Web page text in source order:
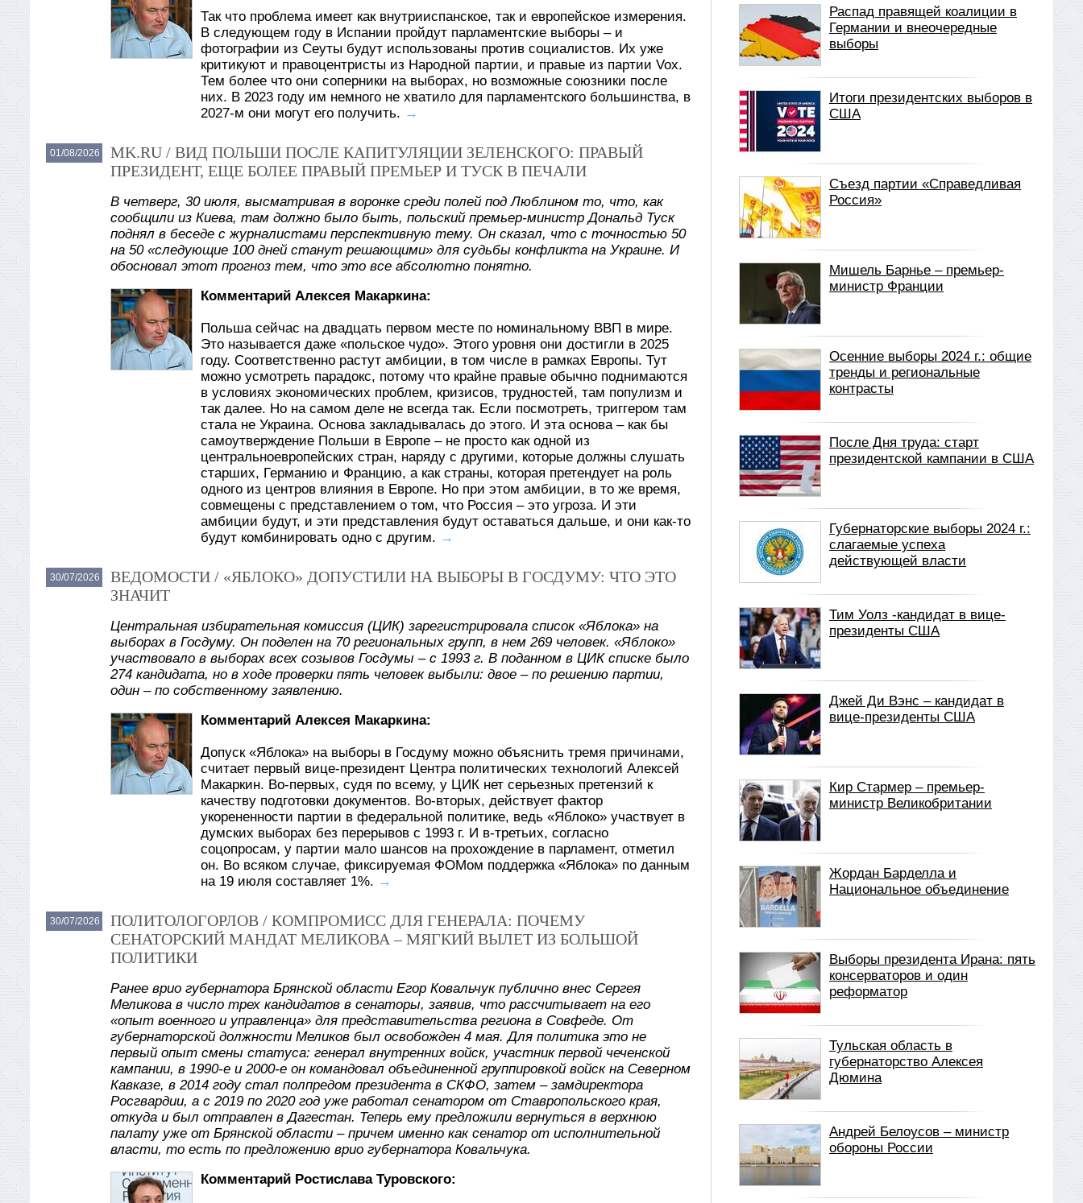
Так что проблема имеет как внутрииспанское, так и европейское измерения.
В следующем году в Испании пройдут парламентские выборы – и
фотографии из Сеуты будут использованы против социалистов. Их уже
критикуют и правоцентристы из Народной партии, и правые из партии Vox.
Тем более что они соперники на выборах, но возможные союзники после
них. В 2023 году им немного не хватило для парламентского большинства, в
2027-м они могут его получить. →
01/08/2026
MK.RU / ВИД ПОЛЬШИ ПОСЛЕ КАПИТУЛЯЦИИ ЗЕЛЕНСКОГО: ПРАВЫЙ
ПРЕЗИДЕНТ, ЕЩЕ БОЛЕЕ ПРАВЫЙ ПРЕМЬЕР И ТУСК В ПЕЧАЛИ
В четверг, 30 июля, высматривая в воронке среди полей под Люблином то, что, как
сообщили из Киева, там должно было быть, польский премьер-министр Дональд Туск
поднял в беседе с журналистами перспективную тему. Он сказал, что с точностью 50
на 50 «следующие 100 дней станут решающими» для судьбы конфликта на Украине. И
обосновал этот прогноз тем, что это все абсолютно понятно.
Комментарий Алексея Макаркина:
Польша сейчас на двадцать первом месте по номинальному ВВП в мире.
Это называется даже «польское чудо». Этого уровня они достигли в 2025
году. Соответственно растут амбиции, в том числе в рамках Европы. Тут
можно усмотреть парадокс, потому что крайне правые обычно поднимаются
в условиях экономических проблем, кризисов, трудностей, там популизм и
так далее. Но на самом деле не всегда так. Если посмотреть, триггером там
стала не Украина. Основа закладывалась до этого. И эта основа – как бы
самоутверждение Польши в Европе – не просто как одной из
центральноевропейских стран, наряду с другими, которые должны слушать
старших, Германию и Францию, а как страны, которая претендует на роль
одного из центров влияния в Европе. Но при этом амбиции, в то же время,
совмещены с представлением о том, что Россия – это угроза. И эти
амбиции будут, и эти представления будут оставаться дальше, и они как-то
будут комбинировать одно с другим. →
30/07/2026
ВЕДОМОСТИ / «ЯБЛОКО» ДОПУСТИЛИ НА ВЫБОРЫ В ГОСДУМУ: ЧТО ЭТО
ЗНАЧИТ
Центральная избирательная комиссия (ЦИК) зарегистрировала список «Яблока» на
выборах в Госдуму. Он поделен на 70 региональных групп, в нем 269 человек. «Яблоко»
участвовало в выборах всех созывов Госдумы – с 1993 г. В поданном в ЦИК списке было
274 кандидата, но в ходе проверки пять человек выбыли: двое – по решению партии,
один – по собственному заявлению.
Комментарий Алексея Макаркина:
Допуск «Яблока» на выборы в Госдуму можно объяснить тремя причинами,
считает первый вице-президент Центра политических технологий Алексей
Макаркин. Во-первых, судя по всему, у ЦИК нет серьезных претензий к
качеству подготовки документов. Во-вторых, действует фактор
укорененности партии в федеральной политике, ведь «Яблоко» участвует в
думских выборах без перерывов с 1993 г. И в-третьих, согласно
соцопросам, у партии мало шансов на прохождение в парламент, отметил
он. Во всяком случае, фиксируемая ФОМом поддержка «Яблока» по данным
на 19 июля составляет 1%. →
30/07/2026
ПОЛИТОЛОГОРЛОВ / КОМПРОМИСС ДЛЯ ГЕНЕРАЛА: ПОЧЕМУ
СЕНАТОРСКИЙ МАНДАТ МЕЛИКОВА – МЯГКИЙ ВЫЛЕТ ИЗ БОЛЬШОЙ
ПОЛИТИКИ
Ранее врио губернатора Брянской области Егор Ковальчук публично внес Сергея
Меликова в число трех кандидатов в сенаторы, заявив, что рассчитывает на его
«опыт военного и управленца» для представительства региона в Совфеде. От
губернаторской должности Меликов был освобожден 4 мая. Для политика это не
первый опыт смены статуса: генерал внутренних войск, участник первой чеченской
кампании, в 1990-е и 2000-е он командовал объединенной группировкой войск на Северном
Кавказе, в 2014 году стал полпредом президента в СКФО, затем – замдиректора
Росгвардии, а с 2019 по 2020 год уже работал сенатором от Ставропольского края,
откуда и был отправлен в Дагестан. Теперь ему предложили вернуться в верхнюю
палату уже от Брянской области – причем именно как сенатор от исполнительной
власти, то есть по предложению врио губернатора Ковальчука.
Комментарий Ростислава Туровского:
Распад правящей коалиции в
Германии и внеочередные
выборы
Итоги президентских выборов в
США
Съезд партии «Справедливая
Россия»
Мишель Барнье – премьер-
министр Франции
Осенние выборы 2024 г.: общие
тренды и региональные
контрасты
После Дня труда: старт
президентской кампании в США
Губернаторские выборы 2024 г.:
слагаемые успеха
действующей власти
Тим Уолз -кандидат в вице-
президенты США
Джей Ди Вэнс – кандидат в
вице-президенты США
Кир Стармер – премьер-
министр Великобритании
Жордан Барделла и
Национальное объединение
Выборы президента Ирана: пять
консерваторов и один
реформатор
Тульская область в
губернаторство Алексея
Дюмина
Андрей Белоусов – министр
обороны России